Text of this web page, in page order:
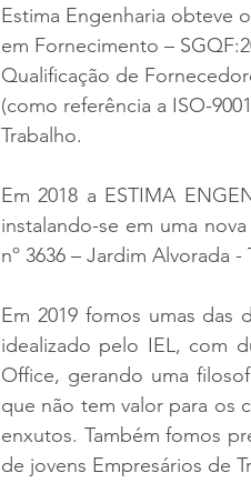
Estima Engenharia obteve
em Fornecimento –
Qualificação de
(como referência a ISO-
Trabalho.
Em 2018 a ESTIMA
instalando-se em uma
nº 3636 – Jardim Alvorada -
Em 2019 fomos umas das
idealizado pelo IEL, com
Office, gerando uma
que não tem valor para os
enxutos. Também fomos
de jovens Empresários de